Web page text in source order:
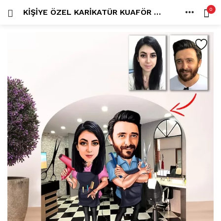
KIŞIYE ÖZEL KARIKATÜR KUAFÖR ÇIFT, SEVGILI BIBLO 0
HESAP
PAYLAŞ
Beni hatırla
Şifremi mi kaybettim?
BAYİLİK (1)
HİLALİN RENKLİ DÜNYASI (0)
MK FOTO (1)
Kampanyalı Ürünler (13)
Karikatür Anahtarlık (14)
Karikatür Erkek Anahtarlık (14)
Karikatür Biblo (289)
Karikatür Aile Biblo (2)
Karikatür Erkek Biblo (127)
Karikatür Kadın Biblo (71)
Karikatür Sevgili Biblo (89)